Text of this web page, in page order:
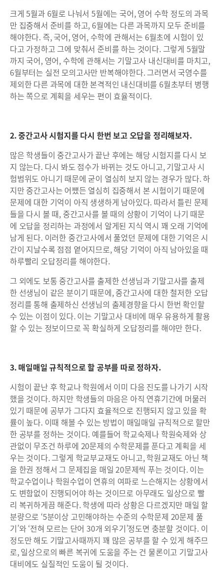
크게 5월과 6월로 나눠서 5월에는 국어, 영어 수학 정도의 과목
만 집중해서 준비를 하고, 6월에는 다른 과목까지 모두 준비를
해야한다. 즉, 국어, 영어, 수학에 관해서는 6월초에 시험이 있
다고 가정하고 그에 맞춰서 준비를 하는 것이다. 그렇게 5월말
까지 국어, 영어, 수학에 관해서는 기말고사 내신대비를 마치고,
6월부터는 실전 모의고사만 반복해야한다. 그러면서 국영수를
제외한 다른 과목에 대한 본격적인 내신대비를 6월초부터 병행
하는 쪽으로 계획을 세우는 편이 효율적이다.
2. 중간고사 시험지를 다시 한번 보고 오답을 정리해보자.
많은 학생들이 중간고사가 끝난 후에는 해당 시험지를 다시 보
지 않는다. 다시 봐도 점수가 바뀌는 것도 아니고, 기말고사 시
험범위도 아니기 때문에 굳이 열심히 보지 않는 경우가 많다. 하
지만 중간고사는 어쨌든 열심히 집중해서 본 시험이기 때문에
문제에 대한 기억이 아직 생생하게 남아있다. 따라서 틀린 문제
들을 다시 볼 때, 중간고사를 볼 때의 상황이 기억이 나기 때문
에 오답을 정리하는 과정에서 알게된 지식 역시 꽤 오래 기억에
남게 된다. 이러한 중간고사에서 풀었던 문제에 대한 기억은 시
간이 지날수록 점점 옅어지므로, 해당 기억이 아직 남아있을 때
하루빨리 오답정리를 해야한다.
그 외에도 보통 중간고사를 출제한 선생님과 기말고사를 출제
한 선생님이 같은 분이기 때문에, 중간고사에 대한 철저한 오답
정리를 통해 출제하신 선생님의 출제경향을 다시 한번 확인할
수 있는 이점이 있다. 이는 기말고사 대비에 매우 유용하게 활용
할 수 있는 정보이므로 꼭 확실하게 오답정리를 해야만 한다.
3. 매일매일 규칙적으로 할 공부를 따로 정하자.
시험이 끝난 후 학교나 학원에서 이미 다음 진도를 나가기 시작
했을 것이다. 하지만 학생들의 마음은 아직 연휴기간에 머물러
있기 때문에 공부가 그다지 효율적으로 진행되지 않고 있을 확
률이 높다. 이때 해볼 수 있는 방법이 매일매일 규칙적으로 할만
한 공부를 정하는 것이다. 예를들어 학교숙제나 학원숙제와 상
관없이 무조건 하루에 20문제의 수학문제를 푼다고 계획을 세
우는 것이다. 그렇게 학교부교재도 아니고, 학원교재도 아닌 책
을 한권 정해서 그 문제집을 매일 20문제씩 푸는 것이다. 이는
학교수업이나 학원수업이 연휴의 여파로 느슨해지는 상황에서
도 변함없이 진행되어야 하는 것이므로 아무래도 일상으로 빨
리 복귀하게끔 해준다. 학생에 따라 상황은 다르겠지만 매일 할
분량으로 ‘5분이상 고민해야하는 수준의 수학문제 20문제 풀
기’와 ‘전혀 모르는 단어 30개 외우기’정도면 충분할 것이다. 이
정도만 해도 기말고사때까지 꽤 많은 공부를 할 수 있게 해주므
로, 일상으로의 빠른 복귀에 도움을 주는 건 물론이고 기말고사
대비에도 실질적인 도움이 될 것이다.